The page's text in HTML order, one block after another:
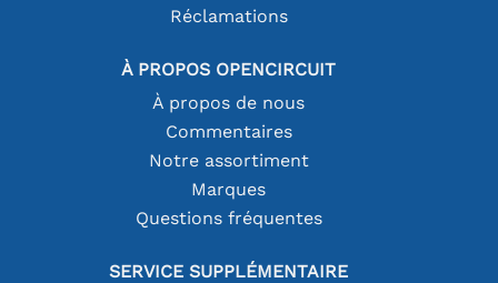
Réclamations
À PROPOS OPENCIRCUIT
À propos de nous
Commentaires
Notre assortiment
Marques
Questions fréquentes
SERVICE SUPPLÉMENTAIRE